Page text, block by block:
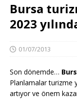
Bursa
2023
01/07/2013
Son dönemde…
Planlamalar turizme
artıyor ve önem